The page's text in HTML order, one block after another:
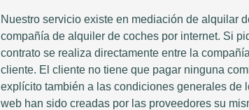
Nuestro servicio existe en mediación de alquilar
compañía de alquiler de coches por internet. Si
contrato se realiza directamente entre la
cliente. El cliente no tiene que pagar ninguna
explícito también a las condiciones generales de
web han sido creadas por las proveedores su